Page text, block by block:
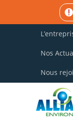
Nos
Nous